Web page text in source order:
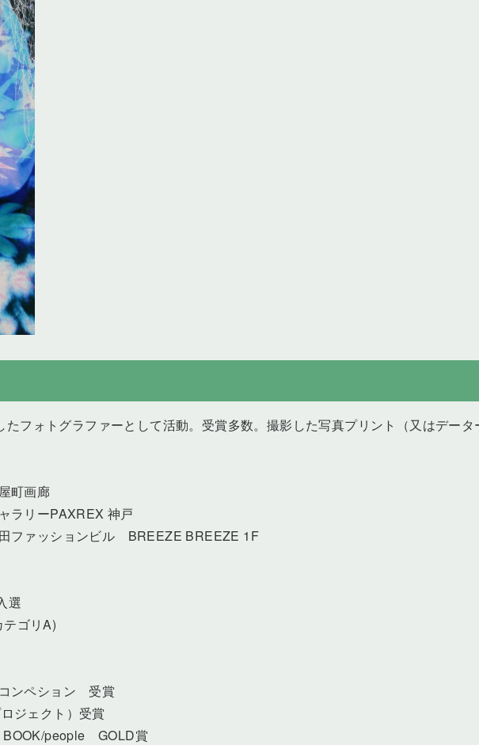
フォトグラファーとして活動。受賞多数。撮影した写真プリント（又はデー
町画廊
ラリーPAXREX 神戸
ァッションビル BREEZE BREEZE 1F
選
ゴリA)
ンペション 受賞
ジェクト）受賞
BOOK/people GOLD賞